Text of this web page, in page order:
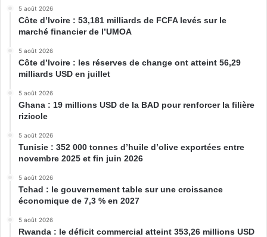
5 août 2026
Côte d’Ivoire : 53,181 milliards de FCFA levés sur le
marché financier de l’UMOA
5 août 2026
Côte d’Ivoire : les réserves de change ont atteint 56,29
milliards USD en juillet
5 août 2026
Ghana : 19 millions USD de la BAD pour renforcer la filière
rizicole
5 août 2026
Tunisie : 352 000 tonnes d’huile d’olive exportées entre
novembre 2025 et fin juin 2026
5 août 2026
Tchad : le gouvernement table sur une croissance
économique de 7,3 % en 2027
5 août 2026
Rwanda : le déficit commercial atteint 353,26 millions USD